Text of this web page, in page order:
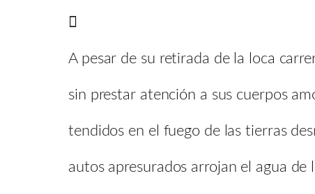

A pesar de su retirada de la loca
sin prestar atención a sus cuerpos
tendidos en el fuego de las tierras
autos apresurados arrojan el agua de